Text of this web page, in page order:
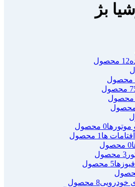
بژ
12 محصول
0 محصول
ها 1 محصول
0 محصول
3 محصول
5 محصول
خودرویی8 محصول